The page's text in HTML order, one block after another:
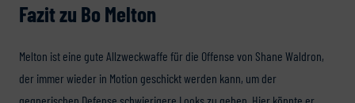
Fazit zu Bo Melton
Melton ist eine gute Allzweckwaffe für die Offense von Shane Waldron,
der immer wieder in Motion geschickt werden kann, um der